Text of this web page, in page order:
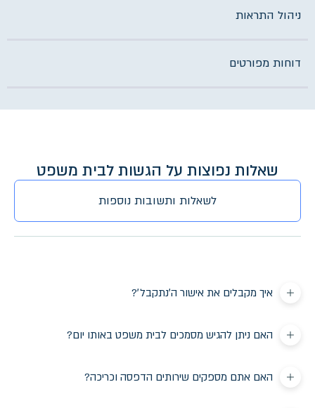
ניהול התראות
דוחות מפורטים
שאלות נפוצות על הגשות לבית משפט
לשאלות ותשובות נוספות
איך מקבלים את אישור ה׳נתקבל׳?
האם ניתן להגיש מסמכים לבית משפט באותו יום?
האם אתם מספקים שירותים הדפסה וכריכה?